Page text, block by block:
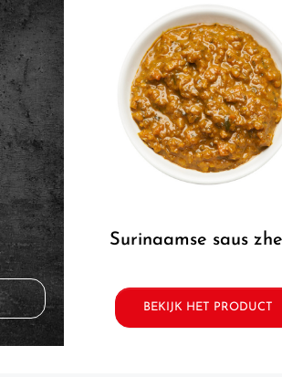
surinaamse saus
BEKIJK HET PRODUCT